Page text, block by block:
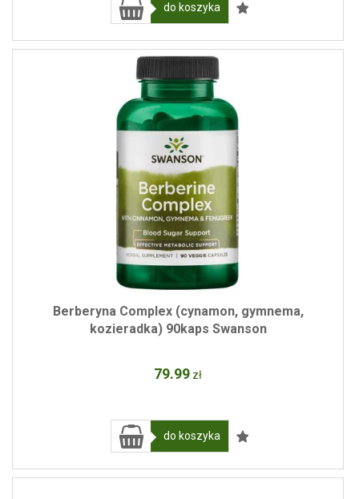
do koszyka
Berberyna Complex (cynamon, gymnema,
kozieradka) 90kaps Swanson
79.99 zł
do koszyka